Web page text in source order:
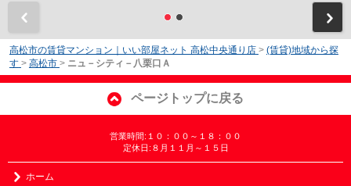
高松市の賃貸マンション｜いい部屋ネット 高松中央通り店 > (賃貸)地域から探
す > 高松市 > ニュ－シティ－八栗口Ａ
ページトップに戻る
営業時間:１０：００～１８：００
定休日:８月１１月～１５日
ホーム